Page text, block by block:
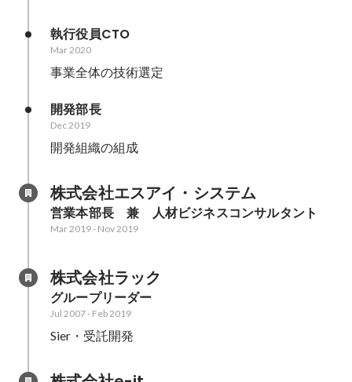
執行役員CTO
Mar 2020
事業全体の技術選定
開発部長
Dec 2019
開発組織の組成
株式会社エスアイ・システム
営業本部長　兼　人材ビジネスコンサルタント
Mar 2019- Nov 2019
株式会社ラック
グループリーダー
Jul 2007- Feb 2019
Sier・受託開発